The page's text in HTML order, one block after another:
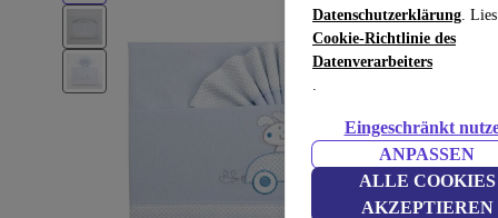
Datenschutzerklärung.
Cookie-Richtlinie des
Datenverarbeiters
.
Eingeschränkt
ANPASSEN
ALLE COOKIES
AKZEPTIEREN